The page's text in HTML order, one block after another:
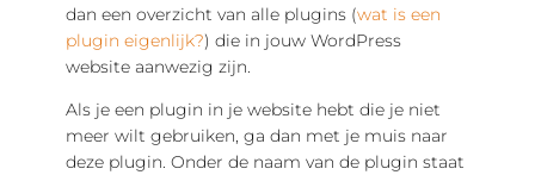
dan een overzicht van alle plugins (wat is een
plugin eigenlijk?) die in jouw WordPress
website aanwezig zijn.
Als je een plugin in je website hebt die je niet
meer wilt gebruiken, ga dan met je muis naar
deze plugin. Onder de naam van de plugin staat